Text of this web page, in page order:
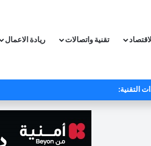
تقنية واتصالات ريادة الاعمال
التقنية: